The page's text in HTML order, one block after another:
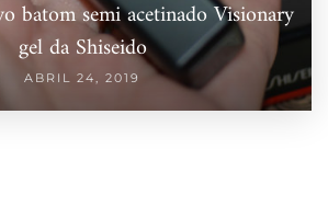
batom semi acetinado Visionary
gel da Shiseido
ABRIL 24, 2019